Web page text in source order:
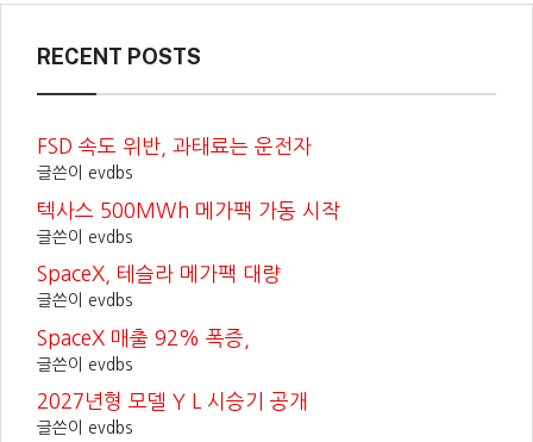
RECENT POSTS
FSD 속도 위반, 과태료는 운전자
글쓴이 evdbs
텍사스 500MWh 메가팩 가동 시작
글쓴이 evdbs
SpaceX, 테슬라 메가팩 대량
글쓴이 evdbs
SpaceX 매출 92% 폭증,
글쓴이 evdbs
2027년형 모델 Y L 시승기 공개
글쓴이 evdbs